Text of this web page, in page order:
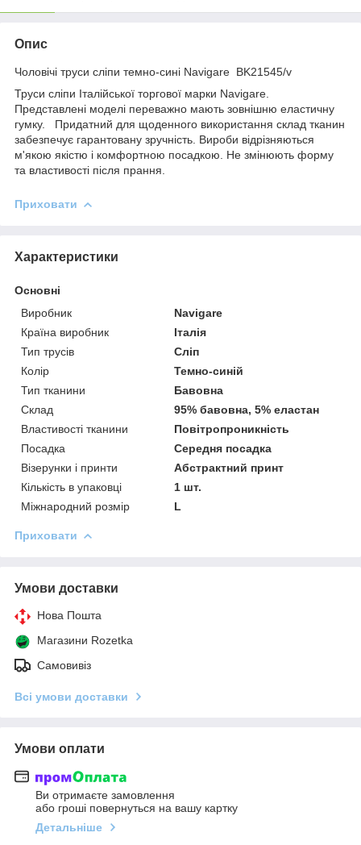
Опис
Чоловічі труси сліпи темно-сині Navigare BK21545/v
Труси сліпи Італійської торгової марки Navigare.
Представлені моделі переважно мають зовнішню еластичну
гумку. Придатний для щоденного використання склад тканин
забезпечує гарантовану зручність. Вироби відрізняються
м'якою якістю і комфортною посадкою. Не змінюють форму
та властивості після прання.
Приховати
Характеристики
Основні
Виробник
Navigare
Країна виробник
Італія
Тип трусів
Сліп
Колір
Темно-синій
Тип тканини
Бавовна
Склад
95% бавовна, 5% еластан
Властивості тканини
Повітропроникність
Посадка
Середня посадка
Візерунки і принти
Абстрактний принт
Кількість в упаковці
1 шт.
Міжнародний розмір
L
Приховати
Умови доставки
Нова Пошта
Магазини Rozetka
Самовивіз
Всі умови доставки
Умови оплати
Ви отримаєте замовлення
або гроші повернуться на вашу картку
Детальніше